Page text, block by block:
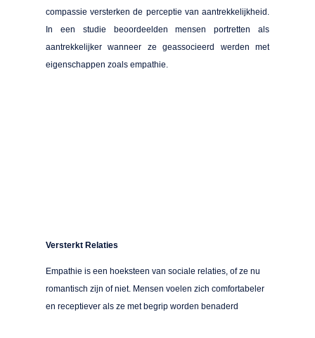
compassie versterken de perceptie van aantrekkelijkheid.
In een studie beoordeelden mensen portretten als
aantrekkelijker wanneer ze geassocieerd werden met
eigenschappen zoals empathie.
Versterkt Relaties
Empathie is een hoeksteen van sociale relaties, of ze nu
romantisch zijn of niet. Mensen voelen zich comfortabeler
en receptiever als ze met begrip worden benaderd